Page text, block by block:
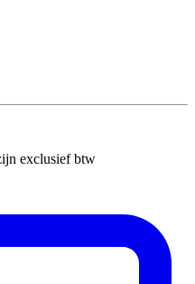
exclusief btw